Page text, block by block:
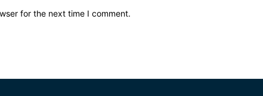
for the next time I comment.